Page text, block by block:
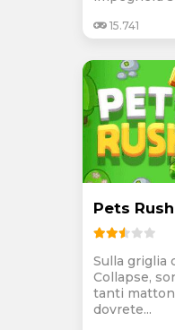
15.741
Pets Rush
Sulla griglia
Collapse,
tanti
dovrete...